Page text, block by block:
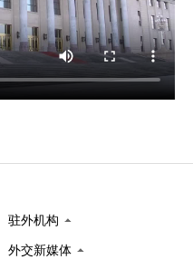
驻外机构
外交新媒体